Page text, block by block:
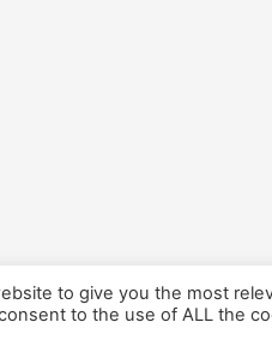
to give you the most
to the use of ALL the